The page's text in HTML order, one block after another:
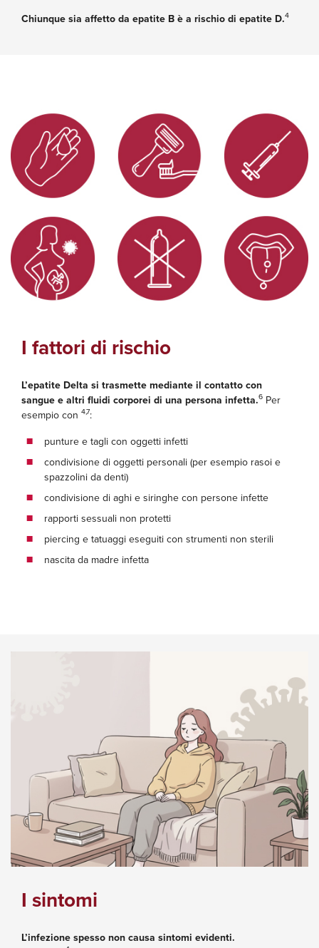
Chiunque sia affetto da epatite B è a rischio di epatite D.4
I fattori di rischio
L’epatite Delta si trasmette mediante il contatto con
sangue e altri fluidi corporei di una persona infetta.6 Per
esempio con 4,7:
punture e tagli con oggetti infetti
condivisione di oggetti personali (per esempio rasoi e
spazzolini da denti)
condivisione di aghi e siringhe con persone infette
rapporti sessuali non protetti
piercing e tatuaggi eseguiti con strumenti non sterili
nascita da madre infetta
I sintomi
L’infezione spesso non causa sintomi evidenti.